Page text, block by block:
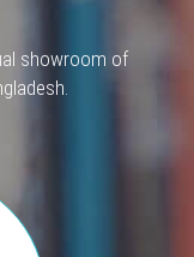
showroom of